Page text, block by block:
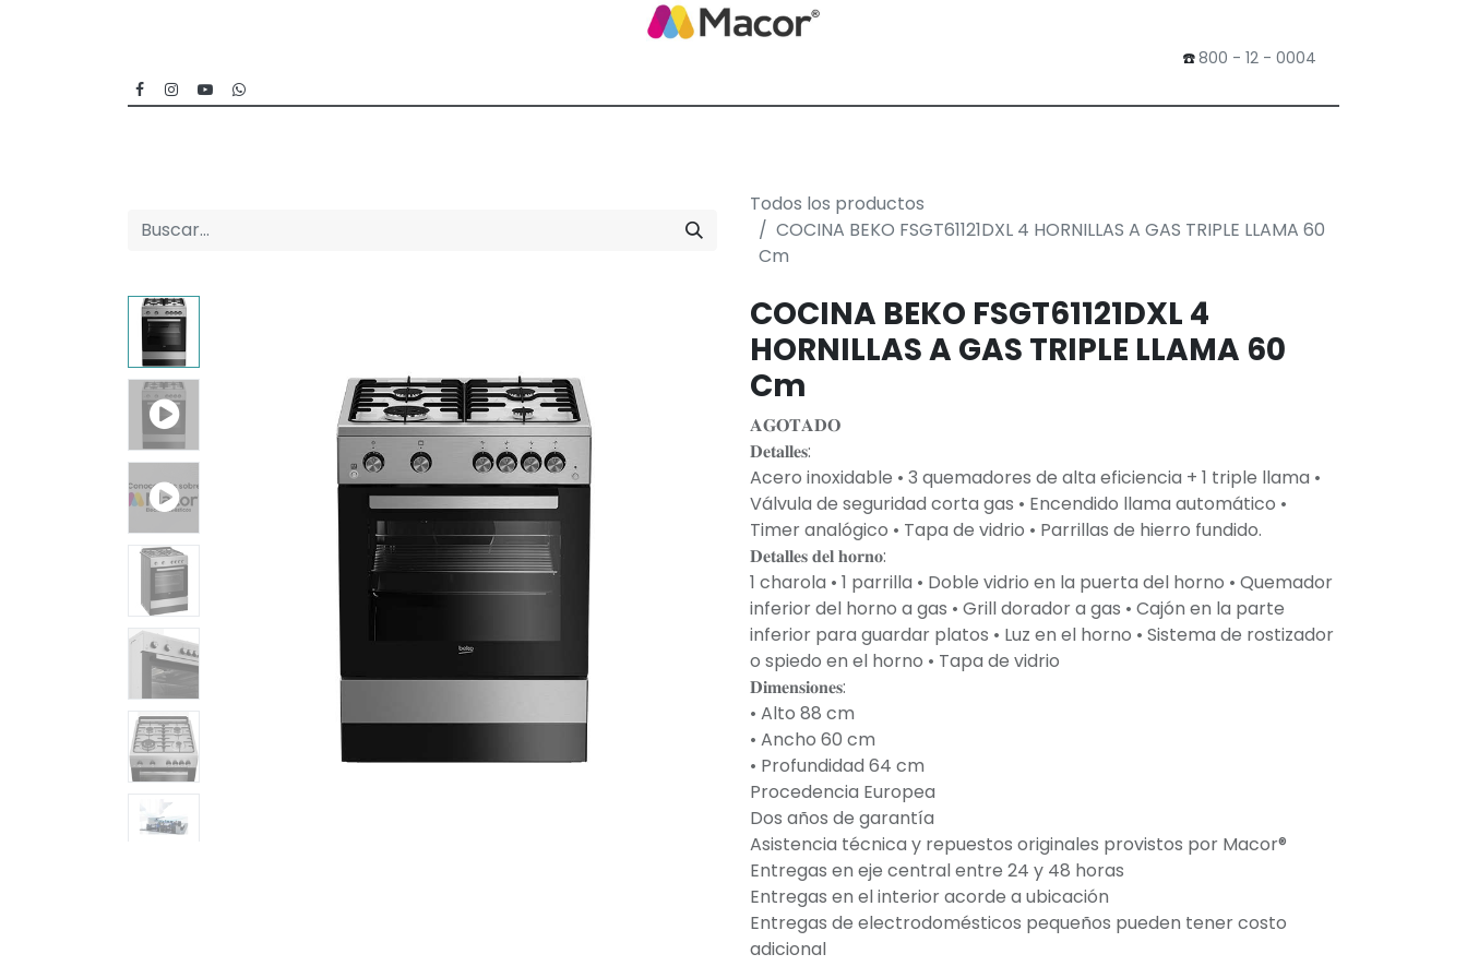
​☎️800 - 12 - 0004
Todos los productos
COCINA BEKO FSGT61121DXL 4 HORNILLAS A GAS TRIPLE LLAMA 60
Cm
COCINA BEKO FSGT61121DXL 4
HORNILLAS A GAS TRIPLE LLAMA 60
Cm
𝐀𝐆𝐎𝐓𝐀𝐃𝐎
𝐃𝐞𝐭𝐚𝐥𝐥𝐞𝐬:
Acero inoxidable • 3 quemadores de alta eficiencia + 1 triple llama •
Válvula de seguridad corta gas • Encendido llama automático •
Timer analógico • Tapa de vidrio • Parrillas de hierro fundido.
𝐃𝐞𝐭𝐚𝐥𝐥𝐞𝐬 𝐝𝐞𝐥 𝐡𝐨𝐫𝐧𝐨:
1 charola • 1 parrilla • Doble vidrio en la puerta del horno • Quemador
inferior del horno a gas • Grill dorador a gas • Cajón en la parte
inferior para guardar platos • Luz en el horno • Sistema de rostizador
o spiedo en el horno • Tapa de vidrio
𝐃𝐢𝐦𝐞𝐧𝐬𝐢𝐨𝐧𝐞𝐬:
• Alto 88 cm
• Ancho 60 cm
• Profundidad 64 cm
Procedencia Europea
Dos años de garantía
Asistencia técnica y repuestos originales provistos por Macor®
Entregas en eje central entre 24 y 48 horas
Entregas en el interior acorde a ubicación
Entregas de electrodomésticos pequeños pueden tener costo
adicional